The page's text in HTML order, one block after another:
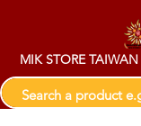
MIK STORE TAIWAN